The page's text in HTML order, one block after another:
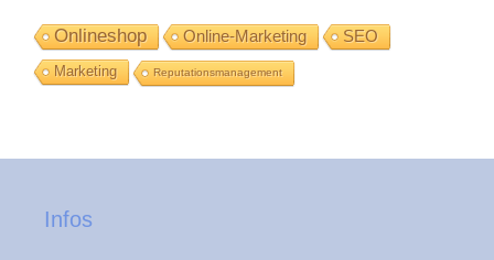
Onlineshop Online-Marketing SEO
Marketing Reputationsmanagement
Infos